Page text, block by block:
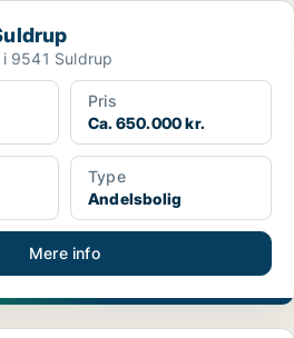
9541 Suldrup
Pris
Ca. 650.000 kr.
Type
Andelsbolig
Mere info